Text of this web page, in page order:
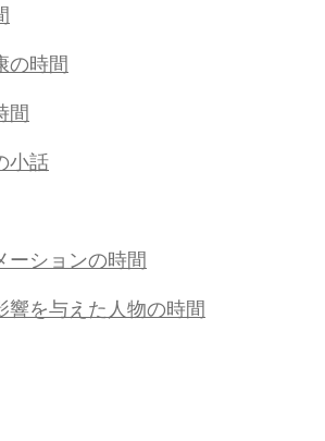
の時間
間
小話
ーションの時間
響を与えた人物の時間